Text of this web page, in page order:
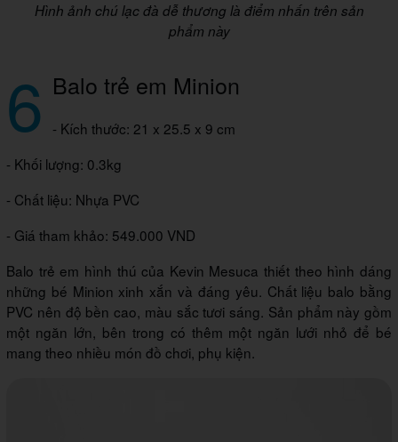
Hình ảnh chú lạc đà dễ thương là điểm nhấn trên sản
phẩm này
6 Balo trẻ em Minion
- Kích thước: 21 x 25.5 x 9 cm
- Khối lượng: 0.3kg
- Chất liệu: Nhựa PVC
- Giá tham khảo: 549.000 VND
Balo trẻ em hình thú của Kevin Mesuca thiết theo hình dáng
những bé Minion xinh xắn và đáng yêu. Chất liệu balo bằng
PVC nên độ bền cao, màu sắc tươi sáng. Sản phẩm này gồm
một ngăn lớn, bên trong có thêm một ngăn lưới nhỏ để bé
mang theo nhiều món đồ chơi, phụ kiện.